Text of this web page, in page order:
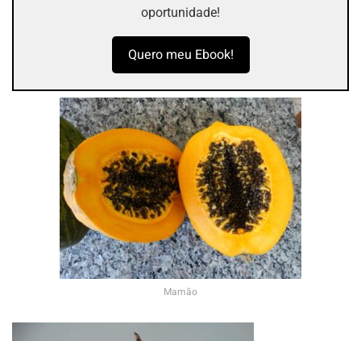
oportunidade!
Quero meu Ebook!
Mamão